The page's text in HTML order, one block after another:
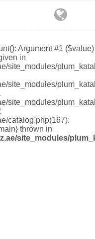
Argument #1 ($value)
in
site_modules/
site_modules/
site_modules/
catalog.php(167):
thrown in
site_modules/